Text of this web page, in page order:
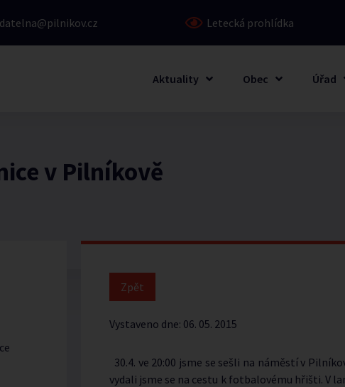
Letecká prohlídka
Aktuality Obec Úřad
v Pilníkově
Vystaveno dne: 06. 05. 2015
30.4. ve 20:00 jsme se sešli na náměstí v
vydali jsme se na cestu k fotbalovému hřišti. V